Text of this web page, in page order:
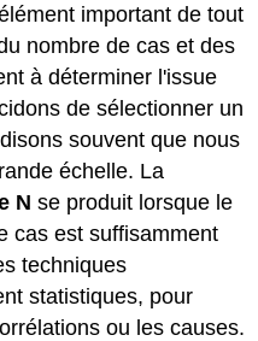
important de tout
nombre de cas et des
à déterminer l'issue
de sélectionner un
souvent que nous
échelle. La
N se produit lorsque le
cas est suffisamment
techniques
statistiques, pour
ou les causes.